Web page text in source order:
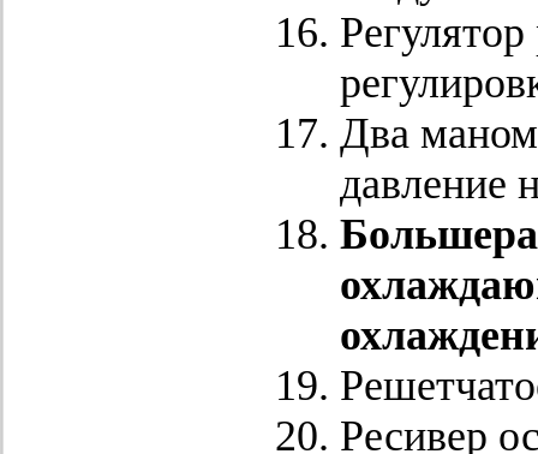
Два
давление
Ресивер